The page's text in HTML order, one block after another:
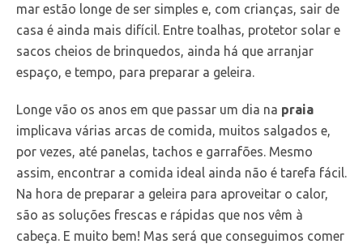
mar estão longe de ser simples e, com crianças, sair de
casa é ainda mais difícil. Entre toalhas, protetor solar e
sacos cheios de brinquedos, ainda há que arranjar
espaço, e tempo, para preparar a geleira.
Longe vão os anos em que passar um dia na praia
implicava várias arcas de comida, muitos salgados e,
por vezes, até panelas, tachos e garrafões. Mesmo
assim, encontrar a comida ideal ainda não é tarefa fácil.
Na hora de preparar a geleira para aproveitar o calor,
são as soluções frescas e rápidas que nos vêm à
cabeça. E muito bem! Mas será que conseguimos comer